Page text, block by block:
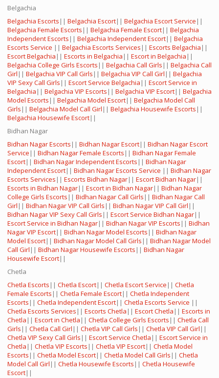
Belgachia
Belgachia Escorts || Belgachia Escort|| Belgachia Escort Service ||
Belgachia Female Escorts || Belgachia Female Escort|| Belgachia
Independent Escorts || Belgachia Independent Escort|| Belgachia
Escorts Service || Belgachia Escorts Services || Escorts Belgachia ||
Escort Belgachia || Escorts in Belgachia || Escort in Belgachia ||
Belgachia College Girls Escorts || Belgachia Call Girls || Belgachia Call
Girl || Belgachia VIP Call Girls || Belgachia VIP Call Girl || Belgachia
VIP Sexy Call Girls || Escort Service Belgachia || Escort Service in
Belgachia || Belgachia VIP Escorts || Belgachia VIP Escort|| Belgachia
Model Escorts || Belgachia Model Escort|| Belgachia Model Call
Girls || Belgachia Model Call Girl || Belgachia Housewife Escorts ||
Belgachia Housewife Escort||
Bidhan Nagar
Bidhan Nagar Escorts || Bidhan Nagar Escort|| Bidhan Nagar Escort
Service || Bidhan Nagar Female Escorts || Bidhan Nagar Female
Escort|| Bidhan Nagar Independent Escorts || Bidhan Nagar
Independent Escort|| Bidhan Nagar Escorts Service || Bidhan Nagar
Escorts Services || Escorts Bidhan Nagar|| Escort Bidhan Nagar||
Escorts in Bidhan Nagar|| Escort in Bidhan Nagar|| Bidhan Nagar
College Girls Escorts || Bidhan Nagar Call Girls || Bidhan Nagar Call
Girl || Bidhan Nagar VIP Call Girls || Bidhan Nagar VIP Call Girl ||
Bidhan Nagar VIP Sexy Call Girls || Escort Service Bidhan Nagar||
Escort Service in Bidhan Nagar|| Bidhan Nagar VIP Escorts || Bidhan
Nagar VIP Escort|| Bidhan Nagar Model Escorts || Bidhan Nagar
Model Escort|| Bidhan Nagar Model Call Girls || Bidhan Nagar Model
Call Girl || Bidhan Nagar Housewife Escorts || Bidhan Nagar
Housewife Escort||
Chetla
Chetla Escorts || Chetla Escort|| Chetla Escort Service || Chetla
Female Escorts || Chetla Female Escort|| Chetla Independent
Escorts || Chetla Independent Escort|| Chetla Escorts Service ||
Chetla Escorts Services || Escorts Chetla || Escort Chetla || Escorts in
Chetla || Escort in Chetla || Chetla College Girls Escorts || Chetla Call
Girls || Chetla Call Girl || Chetla VIP Call Girls || Chetla VIP Call Girl ||
Chetla VIP Sexy Call Girls || Escort Service Chetla || Escort Service in
Chetla || Chetla VIP Escorts || Chetla VIP Escort|| Chetla Model
Escorts || Chetla Model Escort|| Chetla Model Call Girls || Chetla
Model Call Girl || Chetla Housewife Escorts || Chetla Housewife
Escort||